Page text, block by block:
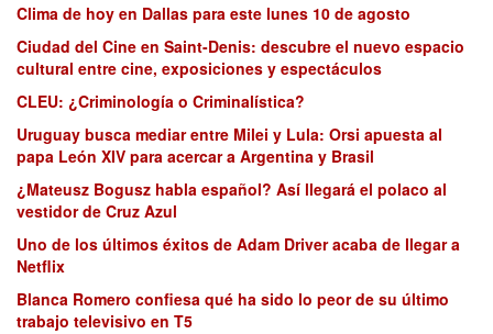
Clima de hoy en Dallas para este lunes 10 de agosto
Ciudad del Cine en Saint-Denis: descubre el nuevo espacio
cultural entre cine, exposiciones y espectáculos
CLEU: ¿Criminología o Criminalística?
Uruguay busca mediar entre Milei y Lula: Orsi apuesta al
papa León XIV para acercar a Argentina y Brasil
¿Mateusz Bogusz habla español? Así llegará el polaco al
vestidor de Cruz Azul
Uno de los últimos éxitos de Adam Driver acaba de llegar a
Netflix
Blanca Romero confiesa qué ha sido lo peor de su último
trabajo televisivo en T5